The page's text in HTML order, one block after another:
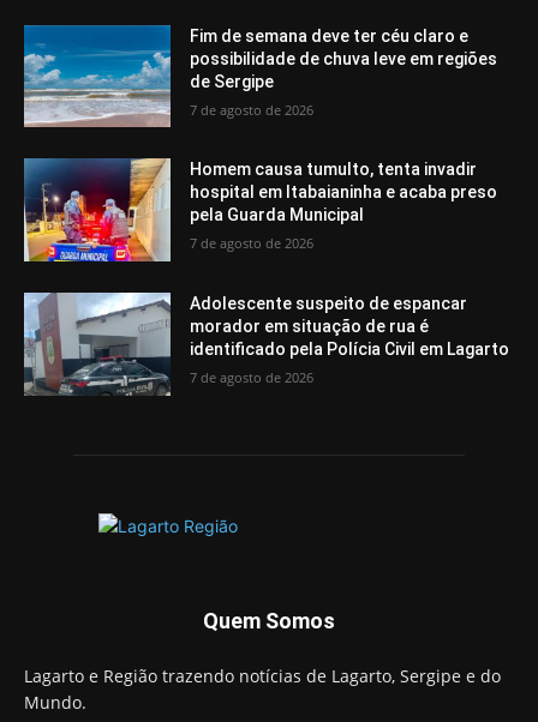
Fim de semana deve ter céu claro e
possibilidade de chuva leve em regiões
de Sergipe
7 de agosto de 2026
Homem causa tumulto, tenta invadir
hospital em Itabaianinha e acaba preso
pela Guarda Municipal
7 de agosto de 2026
Adolescente suspeito de espancar
morador em situação de rua é
identificado pela Polícia Civil em Lagarto
7 de agosto de 2026
Quem Somos
Lagarto e Região trazendo notícias de Lagarto, Sergipe e do
Mundo.